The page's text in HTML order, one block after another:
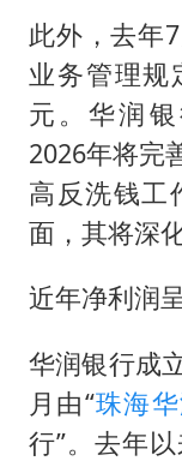
此外，去年
业务管理规
元。华润
2026年将完
高反洗钱工
面，其将深
近年净利润
华润银行成
月由“珠海
行”。去年